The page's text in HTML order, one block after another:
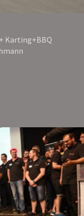
Karting+BBQ